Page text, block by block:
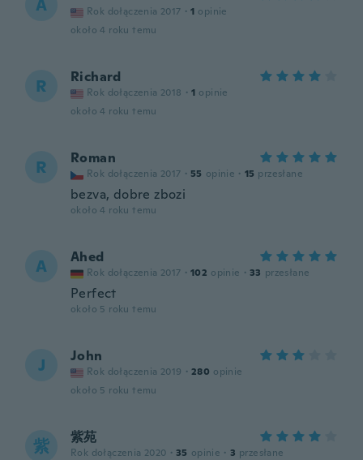
A Rok dołączenia 2017 · 1 opinie
około 4 roku temu
R Richard
Rok dołączenia 2018 · 1 opinie
około 4 roku temu
R Roman
Rok dołączenia 2017 · 55 opinie · 15 przesłane
bezva, dobre zbozi
około 4 roku temu
A Ahed
Rok dołączenia 2017 · 102 opinie · 33 przesłane
Perfect
około 5 roku temu
J John
Rok dołączenia 2019 · 280 opinie
około 5 roku temu
紫 紫苑
Rok dołączenia 2020 · 35 opinie · 3 przesłane